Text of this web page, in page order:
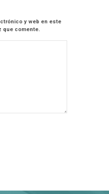
y web en este
que comente.